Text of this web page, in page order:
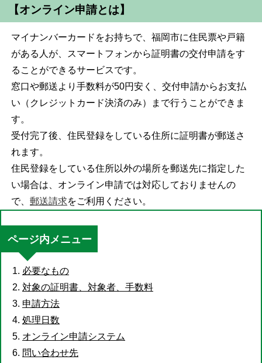
【オンライン申請とは】
マイナンバーカードをお持ちで、福岡市に住民票や戸籍
がある人が、スマートフォンから証明書の交付申請をす
ることができるサービスです。
窓口や郵送より手数料が50円安く、交付申請からお支払
い（クレジットカード決済のみ）まで行うことができま
す。
受付完了後、住民登録をしている住所に証明書が郵送さ
れます。
住民登録をしている住所以外の場所を郵送先に指定した
い場合は、オンライン申請では対応しておりませんの
で、郵送請求をご利用ください。
ページ内メニュー
必要なもの
対象の証明書、対象者、手数料
申請方法
処理日数
オンライン申請システム
問い合わせ先